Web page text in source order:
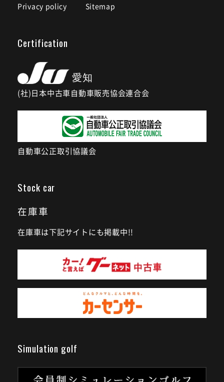
Privacy policy Sitemap
Certification
(社)日本中古車自動車販売協会連合会
自動車公正取引協議会
Stock car
在庫車
在庫車は下記サイトにも掲載中!!
Simulation golf